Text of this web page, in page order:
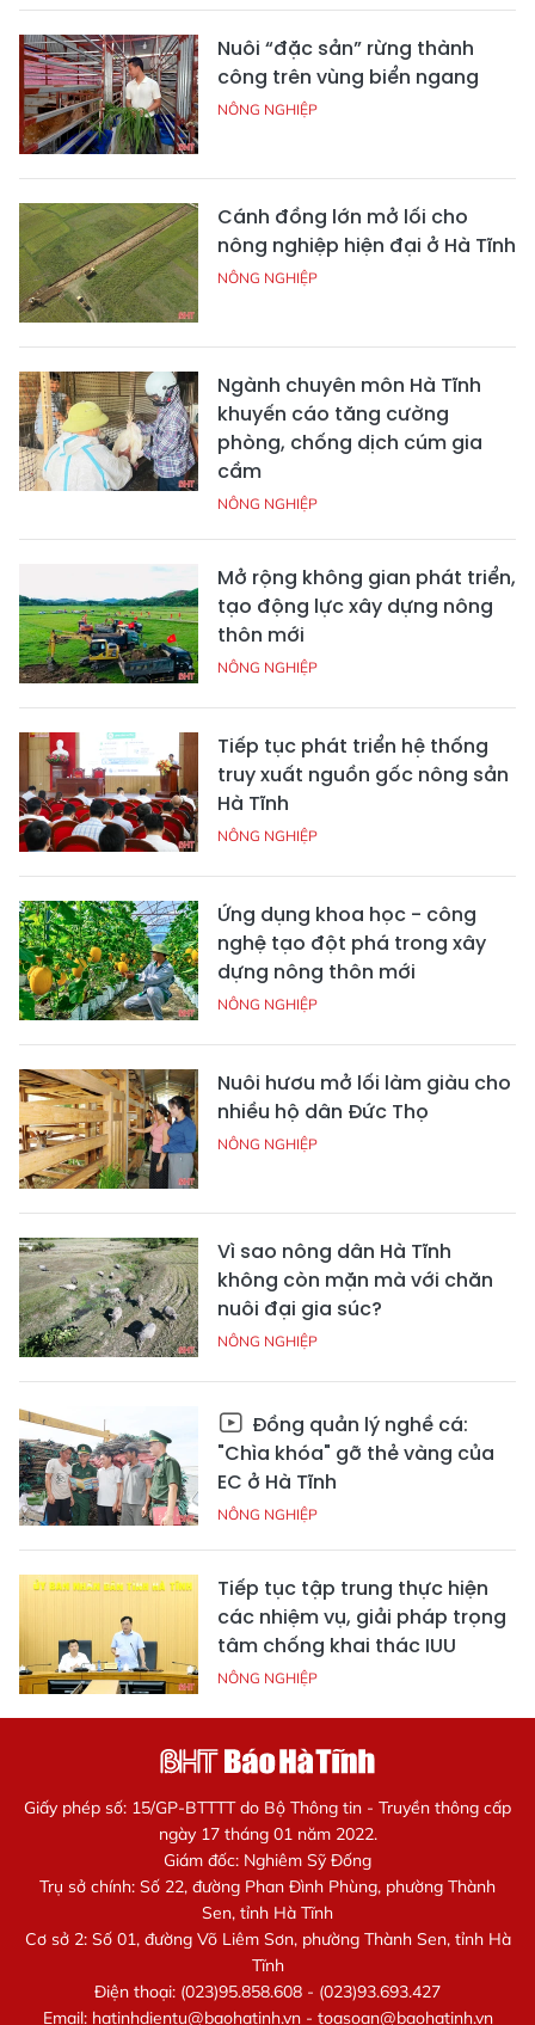
Nuôi “đặc sản” rừng thành
công trên vùng biển ngang
NÔNG NGHIỆP
Cánh đồng lớn mở lối cho
nông nghiệp hiện đại ở Hà Tĩnh
NÔNG NGHIỆP
Ngành chuyên môn Hà Tĩnh
khuyến cáo tăng cường
phòng, chống dịch cúm gia
cầm
NÔNG NGHIỆP
Mở rộng không gian phát triển,
tạo động lực xây dựng nông
thôn mới
NÔNG NGHIỆP
Tiếp tục phát triển hệ thống
truy xuất nguồn gốc nông sản
Hà Tĩnh
NÔNG NGHIỆP
Ứng dụng khoa học - công
nghệ tạo đột phá trong xây
dựng nông thôn mới
NÔNG NGHIỆP
Nuôi hươu mở lối làm giàu cho
nhiều hộ dân Đức Thọ
NÔNG NGHIỆP
Vì sao nông dân Hà Tĩnh
không còn mặn mà với chăn
nuôi đại gia súc?
NÔNG NGHIỆP
Đồng quản lý nghề cá:
"Chìa khóa" gỡ thẻ vàng của
EC ở Hà Tĩnh
NÔNG NGHIỆP
Tiếp tục tập trung thực hiện
các nhiệm vụ, giải pháp trọng
tâm chống khai thác IUU
NÔNG NGHIỆP
Giấy phép số: 15/GP-BTTTT do Bộ Thông tin - Truyền thông cấp
ngày 17 tháng 01 năm 2022.
Giám đốc: Nghiêm Sỹ Đống
Trụ sở chính: Số 22, đường Phan Đình Phùng, phường Thành
Sen, tỉnh Hà Tĩnh
Cơ sở 2: Số 01, đường Võ Liêm Sơn, phường Thành Sen, tỉnh Hà
Tĩnh
Điện thoại: (023)95.858.608 - (023)93.693.427
Email: hatinhdientu@baohatinh.vn- toasoan@baohatinh.vn